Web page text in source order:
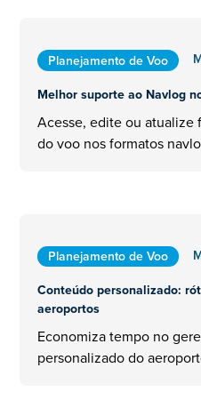
Planejamento de Voo
Melhor suporte ao Navlog
Acesse, edite ou atualize
do voo nos formatos
Planejamento de Voo
Conteúdo personalizado:
aeroportos
Economiza tempo no
personalizado do